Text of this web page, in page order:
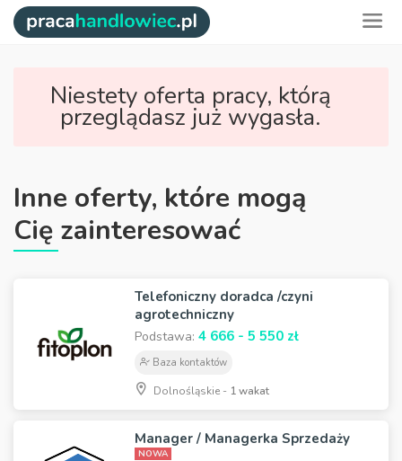
Niestety oferta pracy, którą
przeglądasz już wygasła.
Inne oferty, które mogą
Cię zainteresować
Telefoniczny doradca /czyni
agrotechniczny
Podstawa: 4 666 - 5 550 zł
Baza kontaktów
Dolnośląskie - 1 wakat
Manager / Managerka Sprzedaży
NOWA